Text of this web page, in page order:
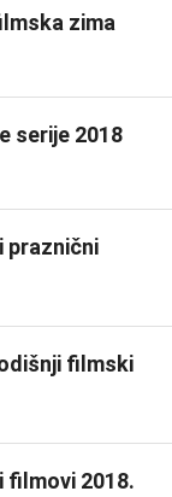
zima
serije 2018
praznični
filmski
filmovi 2018.